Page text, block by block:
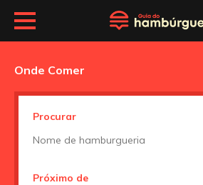
Onde Comer
Procurar
Próximo de